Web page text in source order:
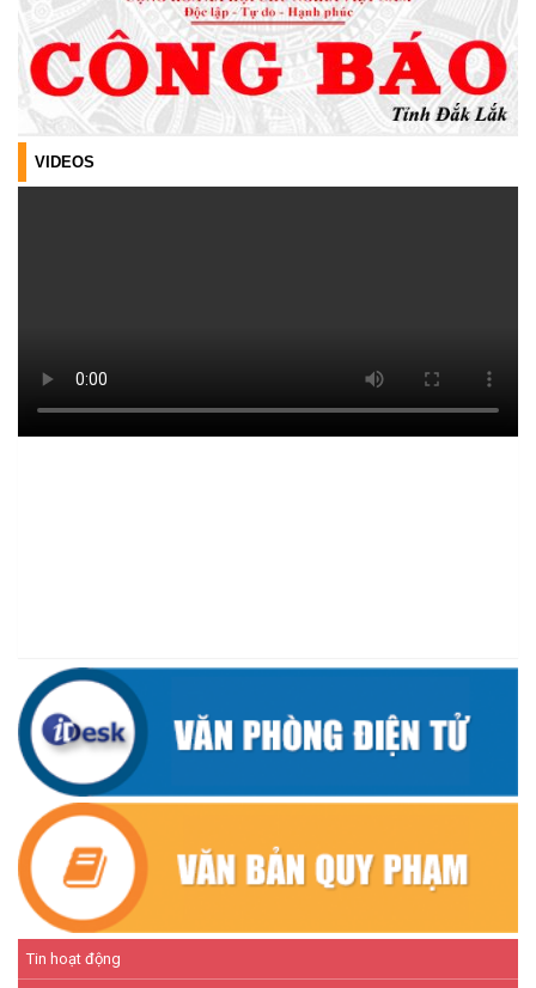
Tin hoạt động
CƯ M’TA
(30/07/2026)
TẬP HUẤN NÂNG CAO KỸ NĂNG TƯ VẤN KHỞI SỰ KINH DOANH
VÀ ĐIỀU HÀNH HOẠT ĐỘNG NHÓM NĂM 2026
(21/07/2026)
TÍN DỤNG CHÍNH SÁCH XÃ HỘI TIẾP TỤC PHÁT HUY HIỆU QUẢ,
GÓP PHẦN GIẢM NGHÈO BỀN VỮNG VÀ PHÁT TRIỂN KINH TẾ
CÔNG TRÌNH THỦY LỢI TRONG MÙA MƯA BÃO
(07/07/2026)
VIDEOS